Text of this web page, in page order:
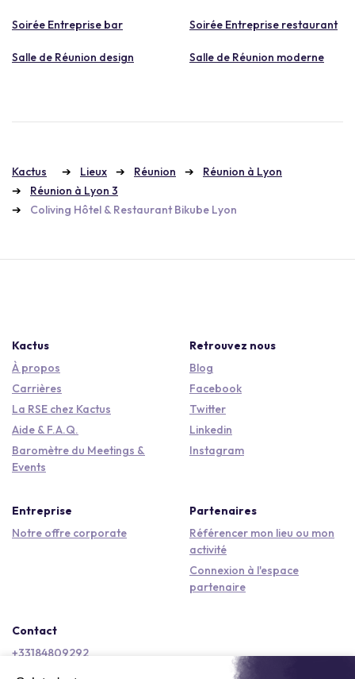
Soirée Entreprise bar Soirée Entreprise restaurant
Salle de Réunion design Salle de Réunion moderne
Kactus Lieux Réunion
Réunion à Lyon
Réunion à Lyon 3
Coliving Hôtel & Restaurant Bikube Lyon
Kactus
À propos
Carrières
La RSE chez Kactus
Aide & F.A.Q.
Baromètre du Meetings &
Events
Retrouvez nous
Blog
Facebook
Twitter
Linkedin
Instagram
Entreprise
Notre offre corporate
Partenaires
Référencer mon lieu ou mon
activité
Connexion à l'espace
partenaire
Contact
+33184809292